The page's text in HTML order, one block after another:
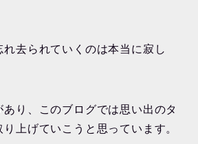
去られていくのは本当に寂し
り、このブログでは思い出のタ
上げていこうと思っています。